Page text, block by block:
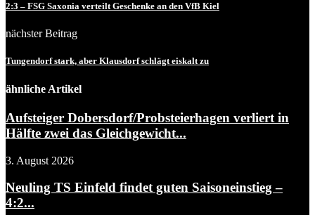
2:3 – FSG Saxonia verteilt Geschenke an den VfB Kiel
nächster Beitrag
Tungendorf stark, aber Klausdorf schlägt eiskalt zu
ähnliche Artikel
Aufsteiger Dobersdorf/Probsteierhagen verliert in
Hälfte zwei das Gleichgewicht...
3. August 2026
Neuling TS Einfeld findet guten Saisoneinstieg –
4:2...